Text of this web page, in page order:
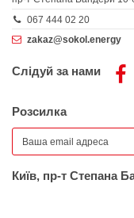
067 444 02 20
zakaz@sokol.energy
Слідуй за нами
Розсилка
Київ, пр-т Степана